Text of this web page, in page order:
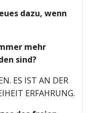
dazu, wenn
mehr
sind?
ES IST AN DER
ERFAHRUNG.